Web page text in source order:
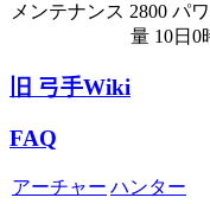
メンテナンス 2800 パ
量 10日0
旧 弓手Wiki
FAQ
アーチャー ハンター